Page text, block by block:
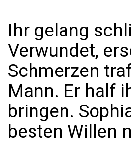
Ihr gelang
Verwundet,
Schmerzen
Mann. Er half
bringen.
besten Willen